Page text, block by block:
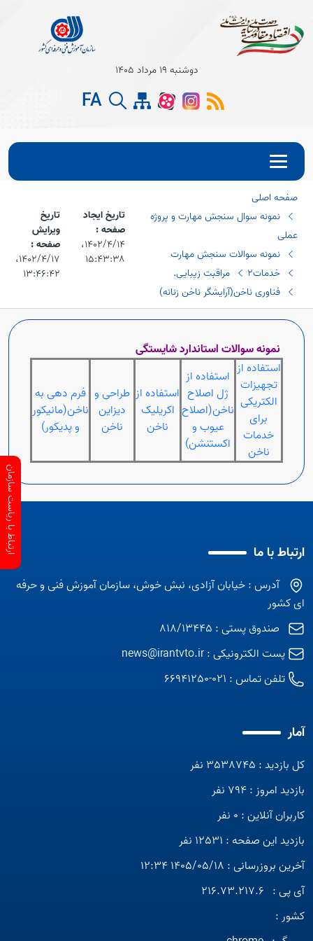
Open
Open
دوشنبه 19 مرداد 1405
FA
صفحه اصلی
نمونه سوال سنجش مهارت و پروژه
عملی
نمونه سوالات سنجش مهارت
خدمات2
مراقبت زیبایی.
فناوری ناخن(آرایشگر ناخن زنانه)
تاریخ ایجاد
صفحه :
۱۴۰۲/۴/۱۴،‏
۱۵:۴۳:۳۸
تاریخ
ویرایش
صفحه :
۱۴۰۲/۴/۱۷،‏
۱۳:۴۶:۴۲
نمونه سوالات استاندارد شایستگی
استفاده از
تجهیزات
الکتریکی
برای
خدمات
ناخن
استفاده از
ژل اصلاح
ناخن(اصلاح
عیوب و
اکستنشن)
استفاده از
اکریلیک
ناخن
طراحی و
دیزاین
ناخن
فرم دهی به
ناخن(مانیکور
و پدیکور)
ارتباط با ما
آدرس : خیابان آزادی، نبش خوش، سازمان آموزش فنی و حرفه
ای کشور
صندوق پستی : 818/13445
پست الکترونیکی :news@irantvto.ir
تلفن تماس : 021-66941250
آمار
کل بازدید : 3538745 نفر
بازدید امروز : 794 نفر
کاربران آنلاین : 0 نفر
بازدید این صفحه : 12531 نفر
آخرین بروزرسانی : 1405/05/18 12:34
آی پی : 216.73.217.6
کشور :
ارتباط با ریاست سازمان